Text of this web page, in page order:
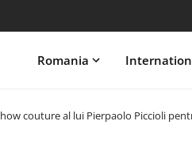
Romania
couture al lui Pierpaolo Piccioli